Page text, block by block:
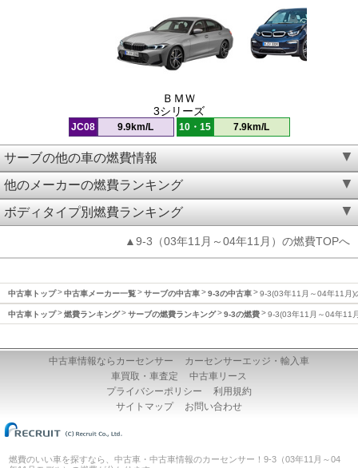
ＢＭＷ
3シリーズ
JC08 9.9km/L 10・15 7.9km/L
サーブの他の車の燃費情報
他のメーカーの燃費ランキング
ボディタイプ別燃費ランキング
▲9-3（03年11月～04年11月）の燃費TOPへ
中古車トップ 中古車メーカー一覧 サーブの中古車 9-3の中古車 9-3(03年11月～04年11月)
中古車トップ 燃費ランキング サーブの燃費ランキング 9-3の燃費 9-3(03年11月～04年11
中古車情報ならカーセンサー
カーセンサーエッジ・輸入車
車買取・車査定
中古車リース
プライバシーポリシー
利用規約
サイトマップ
お問い合わせ
燃費のいい車を探すなら、中古車・中古車情報のカーセンサー！9-3（03年11月～04